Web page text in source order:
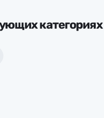
категориях